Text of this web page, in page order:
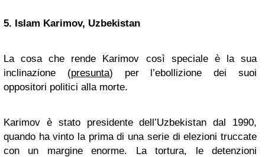
5. Islam Karimov, Uzbekistan
La cosa che rende Karimov così speciale è la sua
inclinazione (presunta) per l’ebollizione dei suoi
oppositori politici alla morte.
Karimov è stato presidente dell’Uzbekistan dal 1990,
quando ha vinto la prima di una serie di elezioni truccate
con un margine enorme. La tortura, le detenzioni